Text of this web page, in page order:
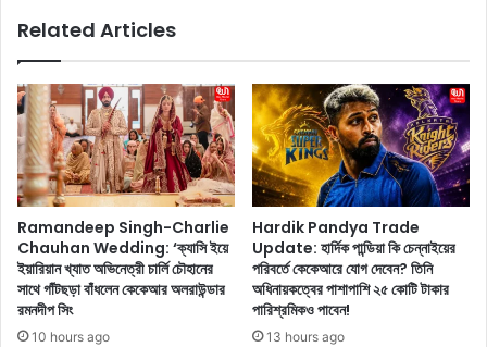
এ
শো
ধ
ন
?
জে
নে
নি
ন
বি
স্তা
রি
o
s
e
s
T
o
a
n
k
e
r
Related Articles
Ramandeep Singh-Charlie
Chauhan Wedding: ‘ক্যাসি ইয়ে
ইয়ারিয়ান খ্যাত অভিনেত্রী চার্লি চৌহানের
সাথে গাঁটছড়া বাঁধলেন কেকেআর অলরাউন্ডার
রমনদীপ সিং
10 hours ago
Hardik Pandya Trade
Update: হার্দিক পান্ডিয়া কি চেন্নাইয়ের
পরিবর্তে কেকেআরে যোগ দেবেন? তিনি
অধিনায়কত্বের পাশাপাশি ২৫ কোটি টাকার
পারিশ্রমিকও পাবেন!
13 hours ago